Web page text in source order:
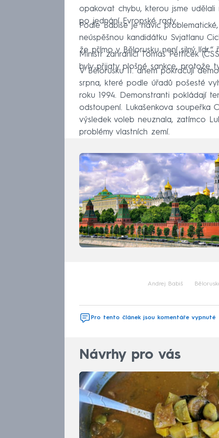
opakovat chybu, kterou jsme udělali
po jednání Evropské rady.
Podle Babiše je navíc
neúspěšnou kandidátku Svjatlanu
že přímo v Bělorusku není silný lídr,“
Ministr zahraničí Tomáš Petříček
byly přijaty plošné sankce, protože
V Bělorusku 11. dnem pokračují
srpna, které podle úřadů pošesté
roku 1994. Demonstranti pokládají
odstoupení. Lukašenkova soupeřka
výsledek voleb neuznala, zatímco
problémy vlastních zemí.
Andrej Babiš
Pro tento článek jsou komentáře vypnuté
Návrhy pro vás